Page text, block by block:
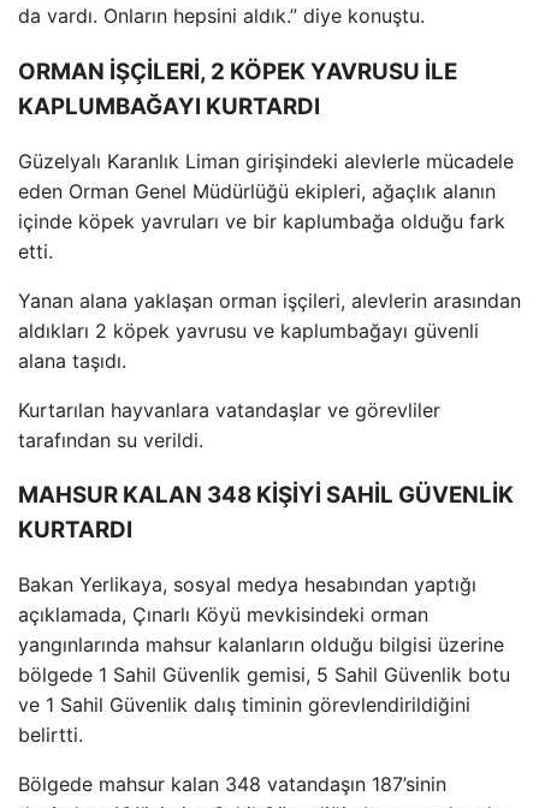
da vardı. Onların hepsini aldık.” diye konuştu.
ORMAN İŞÇİLERİ, 2 KÖPEK YAVRUSU İLE
KAPLUMBAĞAYI KURTARDI
Güzelyalı Karanlık Liman girişindeki alevlerle mücadele
eden Orman Genel Müdürlüğü ekipleri, ağaçlık alanın
içinde köpek yavruları ve bir kaplumbağa olduğu fark
etti.
Yanan alana yaklaşan orman işçileri, alevlerin arasından
aldıkları 2 köpek yavrusu ve kaplumbağayı güvenli
alana taşıdı.
Kurtarılan hayvanlara vatandaşlar ve görevliler
tarafından su verildi.
MAHSUR KALAN 348 KİŞİYİ SAHİL GÜVENLİK
KURTARDI
Bakan Yerlikaya, sosyal medya hesabından yaptığı
açıklamada, Çınarlı Köyü mevkisindeki orman
yangınlarında mahsur kalanların olduğu bilgisi üzerine
bölgede 1 Sahil Güvenlik gemisi, 5 Sahil Güvenlik botu
ve 1 Sahil Güvenlik dalış timinin görevlendirildiğini
belirtti.
Bölgede mahsur kalan 348 vatandaşın 187’sinin